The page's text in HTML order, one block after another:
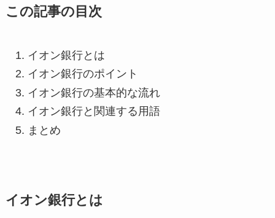
この記事の目次
イオン銀行とは
イオン銀行のポイント
イオン銀行の基本的な流れ
イオン銀行と関連する用語
まとめ
イオン銀行とは